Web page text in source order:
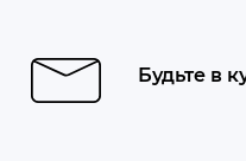
Будьте в